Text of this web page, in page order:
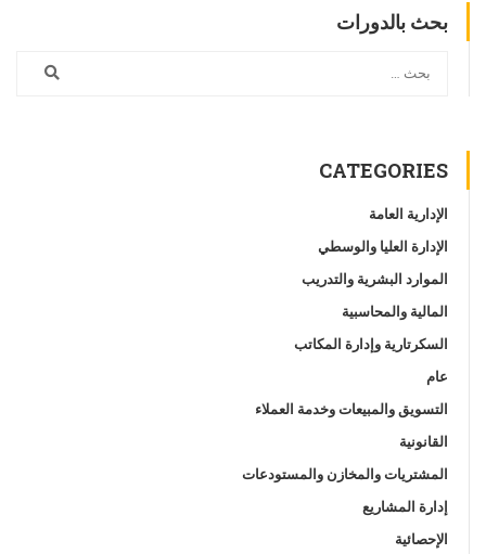
بحث بالدورات
CATEGORIES
الإدارية العامة
الإدارة العليا والوسطي
الموارد البشرية والتدريب
المالية والمحاسبية
السكرتارية وإدارة المكاتب
عام
التسويق والمبيعات وخدمة العملاء
القانونية
المشتريات والمخازن والمستودعات
إدارة المشاريع
الإحصائية